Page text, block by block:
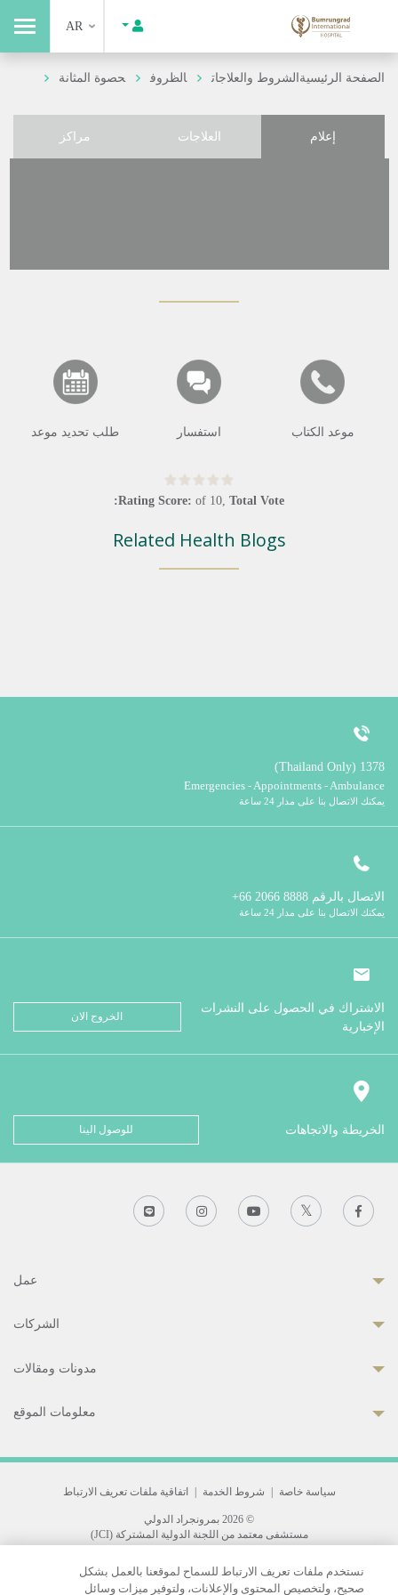
AR
الصفحة الرئيسيةالشروط والعلاجات الظروف حصوة المثانة
إعلام العلاجات مراكز
موعد الكتاب استفسار طلب تحديد موعد
Rating Score: of 10, Total Vote:
Related Health Blogs
1378 (Thailand Only)
Emergencies - Appointments - Ambulance
يمكنك الاتصال بنا على مدار 24 ساعة
الاتصال بالرقم
يمكنك الاتصال بنا على مدار 24 ساعة
الاشتراك في الحصول على النشرات
الإخبارية
الخروج الان
الخريطة والاتجاهات للوصول الينا
عمل
الشركات
مدونات ومقالات
معلومات الموقع
سياسة خاصة شروط الخدمة اتفاقية ملفات تعريف الارتباط
© 2026 بمرونجراد الدولي
مستشفى معتمد من اللجنة الدولية المشتركة (JCI)
33 Sukhumvit 3, Wattana, Bangkok 10110 Thailand.
All rights reserved.
نستخدم ملفات تعريف الارتباط للسماح لموقعنا بالعمل بشكل
صحيح، ولتخصيص المحتوى والإعلانات، ولتوفير ميزات وسائل